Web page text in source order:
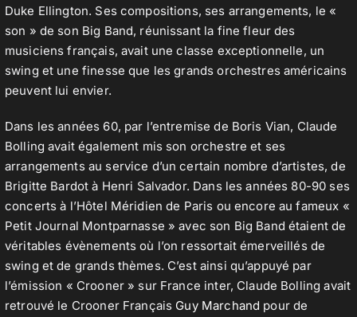
Duke Ellington. Ses compositions, ses arrangements, le «
son » de son Big Band, réunissant la fine fleur des
musiciens français, avait une classe exceptionnelle, un
swing et une finesse que les grands orchestres américains
peuvent lui envier.
Dans les années 60, par l’entremise de Boris Vian, Claude
Bolling avait également mis son orchestre et ses
arrangements au service d’un certain nombre d’artistes, de
Brigitte Bardot à Henri Salvador. Dans les années 80-90 ses
concerts à l’Hôtel Méridien de Paris ou encore au fameux «
Petit Journal Montparnasse » avec son Big Band étaient de
véritables évènements où l’on ressortait émerveillés de
swing et de grands thèmes. C’est ainsi qu’appuyé par
l’émission « Crooner » sur France inter, Claude Bolling avait
retrouvé le Crooner Français Guy Marchand pour de